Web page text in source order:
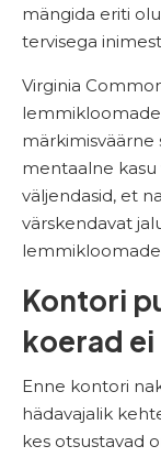
mängida eriti
tervisega
Virginia
märkimisväärne
mentaalne kasu
väljendasid, et
värskendavat
Kontori
koerad
Enne kontori
hädavajalik
kes otsustavad